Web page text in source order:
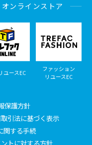
オンラインストア
ユースEC
ファッション
リユースEC
保護方針
引法に基づく表示
関する手続
トに対する方針